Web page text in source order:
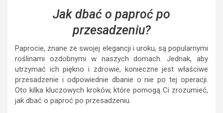
Jak dbać o paproć po
przesadzeniu?
Paprocie, znane ze swojej elegancji i uroku, są popularnymi
roślinami ozdobnymi w naszych domach. Jednak, aby
utrzymać ich piękno i zdrowie, konieczne jest właściwe
przesadzenie i odpowiednie dbanie o nie po tej operacji.
Oto kilka kluczowych kroków, które pomogą Ci zrozumieć,
jak dbać o paproć po przesadzeniu.